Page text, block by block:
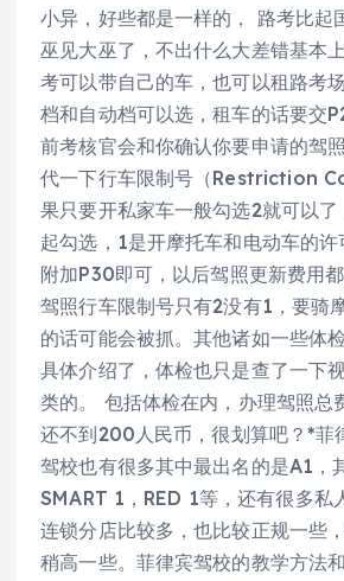
小异，好些都是一样的， 路考比起
巫见大巫了，不出什么大差错基本
考可以带自己的车，也可以租路考
档和自动档可以选，租车的话要交
前考核官会和你确认你要申请的驾
代一下行车限制号（Restriction
果只要开私家车一般勾选2就可以
起勾选，1是开摩托车和电动车的
附加P30即可，以后驾照更新费用
驾照行车限制号只有2没有1，要骑
的话可能会被抓。其他诸如一些体
具体介绍了，体检也只是查了一下
类的。 包括体检在内，办理驾照总
还不到200人民币，很划算吧？*菲
驾校也有很多其中最出名的是A1，
SMART 1，RED 1等，还有很多私
连锁分店比较多，也比较正规一些
稍高一些。菲律宾驾校的教学方法